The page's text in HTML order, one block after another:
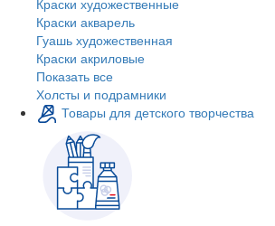
Краски акварель
Гуашь художественная
Краски акриловые
Показать все
Холсты и подрамники
Товары для детского творчества